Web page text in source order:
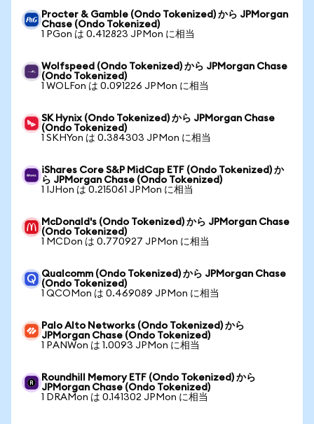
Procter & Gamble (Ondo Tokenized) から JPMorgan
Chase (Ondo Tokenized)
1 PGon は 0.412823 JPMon に相当
Wolfspeed (Ondo Tokenized) から JPMorgan Chase
(Ondo Tokenized)
1 WOLFon は 0.091226 JPMon に相当
SK Hynix (Ondo Tokenized) から JPMorgan Chase
(Ondo Tokenized)
1 SKHYon は 0.384303 JPMon に相当
iShares Core S&P MidCap ETF (Ondo Tokenized) か
ら JPMorgan Chase (Ondo Tokenized)
1 IJHon は 0.215061 JPMon に相当
McDonald's (Ondo Tokenized) から JPMorgan Chase
(Ondo Tokenized)
1 MCDon は 0.770927 JPMon に相当
Qualcomm (Ondo Tokenized) から JPMorgan Chase
(Ondo Tokenized)
1 QCOMon は 0.469089 JPMon に相当
Palo Alto Networks (Ondo Tokenized) から
JPMorgan Chase (Ondo Tokenized)
1 PANWon は 1.0093 JPMon に相当
Roundhill Memory ETF (Ondo Tokenized) から
JPMorgan Chase (Ondo Tokenized)
1 DRAMon は 0.141302 JPMon に相当